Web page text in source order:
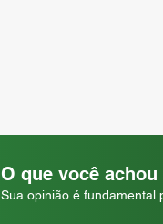
O que você
Sua opinião é fundamental